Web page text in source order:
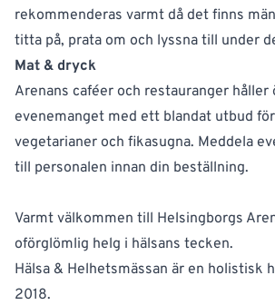
rekommenderas varmt då det finns
titta på, prata om och lyssna till under
Mat & dryck
Arenans caféer och restauranger håller
evenemanget med ett blandat utbud
vegetarianer och fikasugna. Meddela
till personalen innan din beställning.
Varmt välkommen till Helsingborgs
oförglömlig helg i hälsans tecken.
Hälsa & Helhetsmässan är en holistisk
2018.